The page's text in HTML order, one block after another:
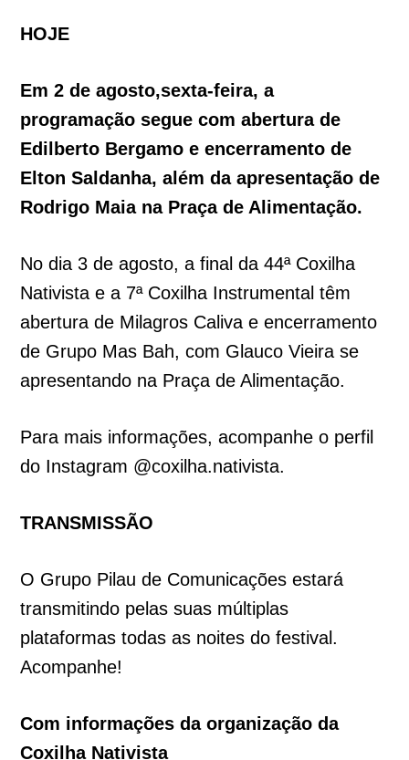
HOJE
Em 2 de agosto,sexta-feira, a
programação segue com abertura de
Edilberto Bergamo e encerramento de
Elton Saldanha, além da apresentação de
Rodrigo Maia na Praça de Alimentação.
No dia 3 de agosto, a final da 44ª Coxilha
Nativista e a 7ª Coxilha Instrumental têm
abertura de Milagros Caliva e encerramento
de Grupo Mas Bah, com Glauco Vieira se
apresentando na Praça de Alimentação.
Para mais informações, acompanhe o perfil
do Instagram @coxilha.nativista.
TRANSMISSÃO
O Grupo Pilau de Comunicações estará
transmitindo pelas suas múltiplas
plataformas todas as noites do festival.
Acompanhe!
Com informações da organização da
Coxilha Nativista